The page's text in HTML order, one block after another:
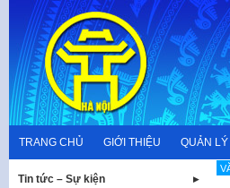
content
TRANG CHỦ GIỚI THIỆU QUẢN
Tin tức – Sự kiện